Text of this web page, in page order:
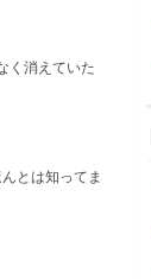
く消えていた
とは知ってま